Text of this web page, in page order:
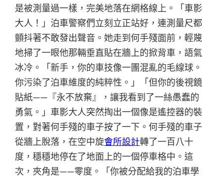
是被測量過一樣，完美地落在網格線上。「車影
大人！」泊車警察們立刻立正站好，連測量尺都
顫抖著不敢發出聲音。她走到何手殘面前，輕蔑
地掃了一眼他那輛垂直貼在牆上的掀背車，語氣
冰冷。「新手，你的車技像一團混亂的毛線球。
你污染了泊車維度的純粹性。」「但你的後視鏡
貼紙——『永不放棄』，讓我看到了一絲愚蠢的
勇氣。」車影大人突然掏出一個像是遙控器的裝
置，對著何手殘的車子按了一下。何手殘的車子
從牆上脫落，在空中旋會所設計轉了一百八十
度，穩穩地停在了地面上的一個停車格中。這
次，夾角是——零度。「你被分配給我的泊車學